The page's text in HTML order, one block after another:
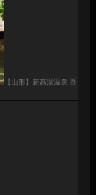
【山形】新高湯温泉 吾